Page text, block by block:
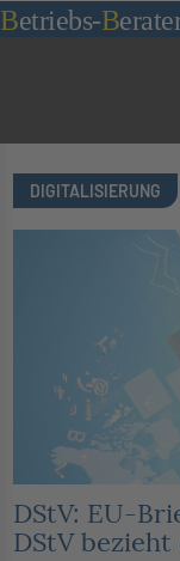
Zum
Inhalt
Betriebs-B
DIGITALISIERUNG
DStV: EU-
DStV